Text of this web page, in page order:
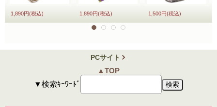
1,890円(税込) 1,890円(税込) 1,500円(税込)
PCサイト
▲TOP
▼検索ｷｰﾜｰﾄﾞ